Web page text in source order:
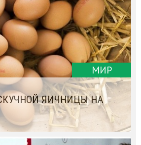
МИР
ЯИЧНИЦЫ НА